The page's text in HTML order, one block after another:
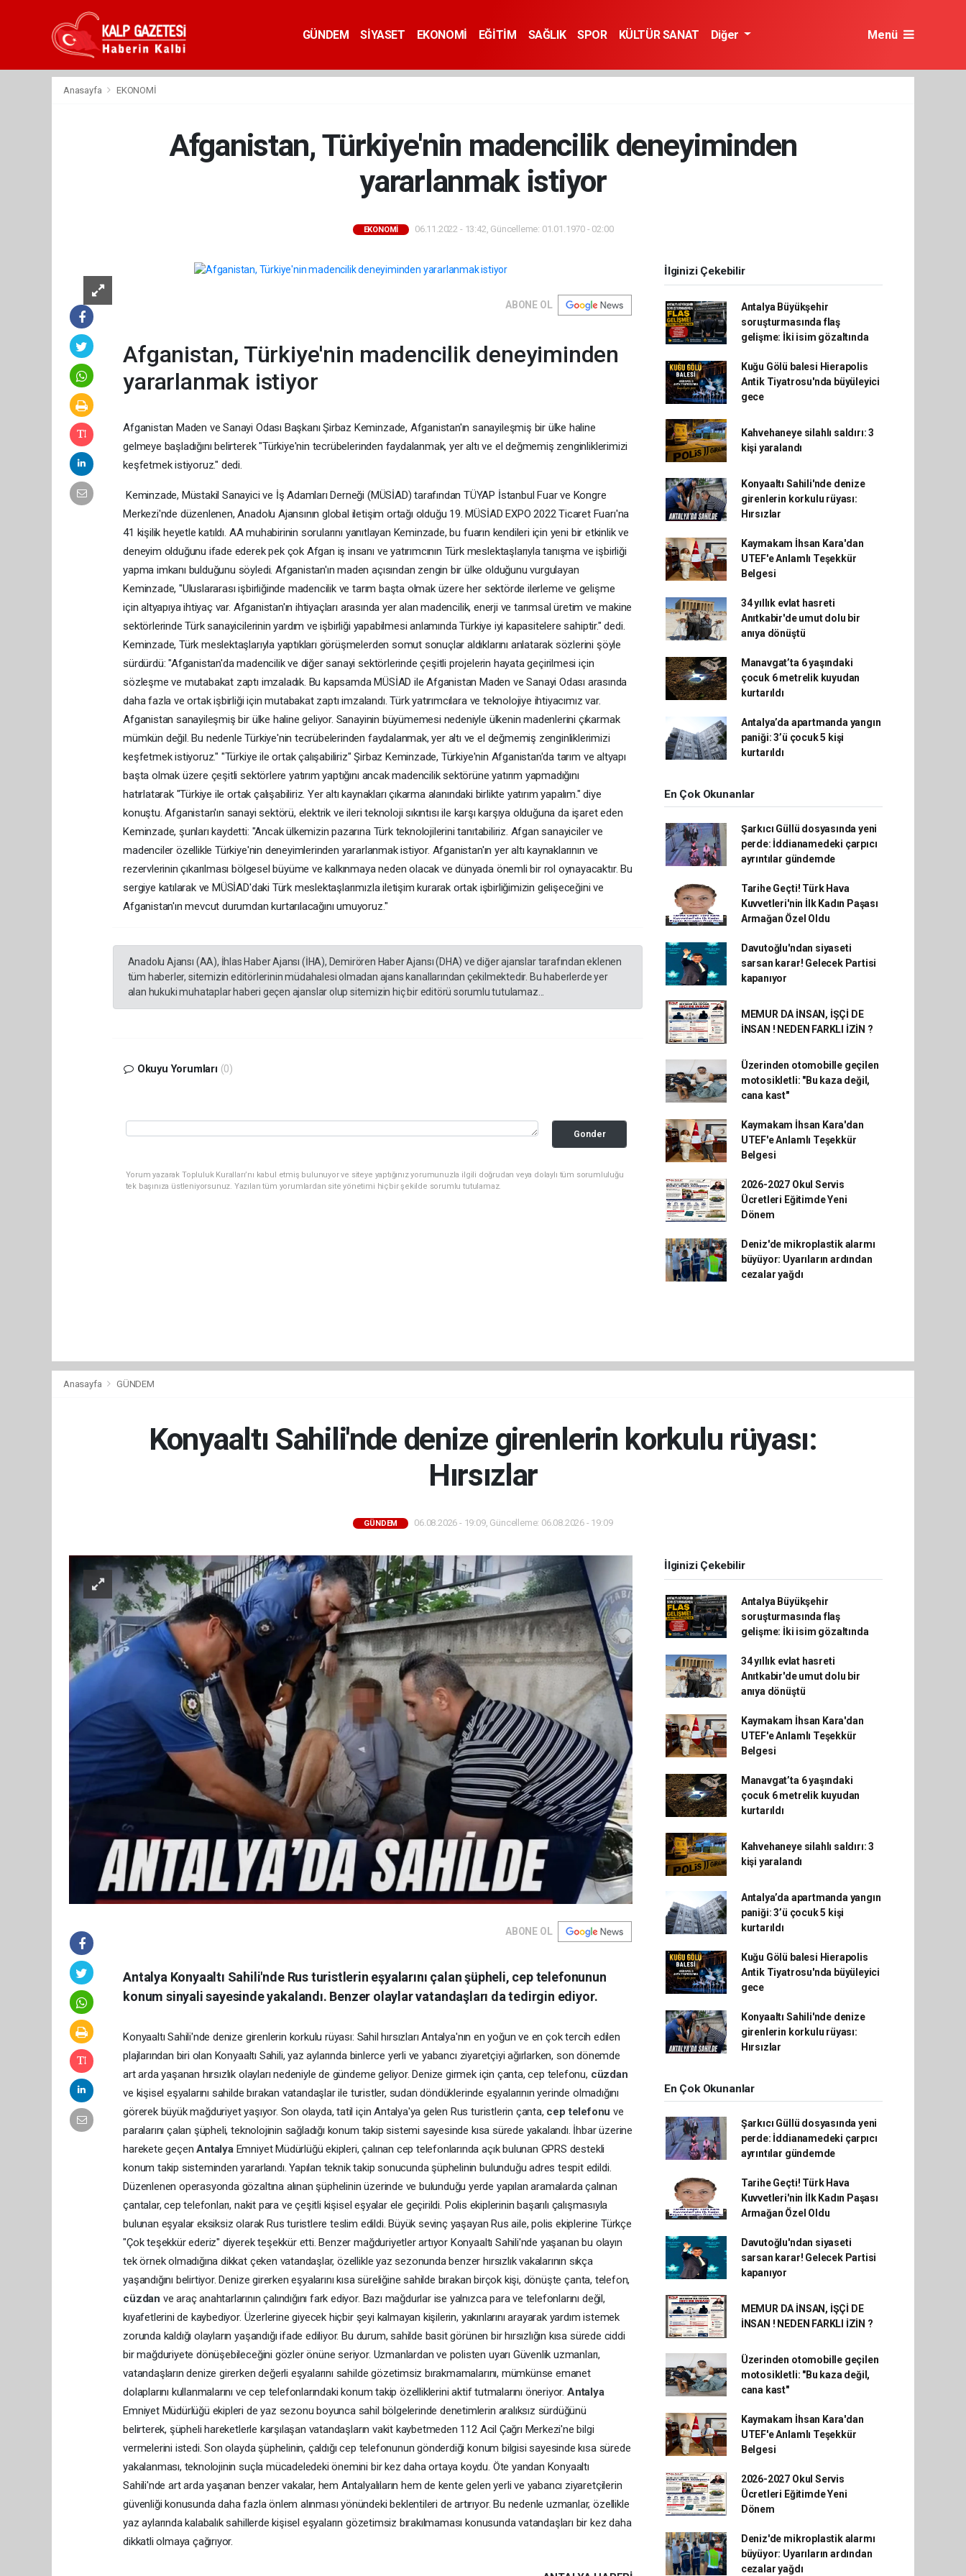
GÜNDEM SİYASET EKONOMİ EĞİTİM SAĞLIK SPOR KÜLTÜR SANAT Diğer Menü
Anasayfa EKONOMİ
Afganistan, Türkiye'nin madencilik deneyiminden
yararlanmak istiyor
EKONOMİ 06.11.2022 - 13:42, Güncelleme: 01.01.1970 - 02:00
ABONE OL
Afganistan, Türkiye'nin madencilik deneyiminden
yararlanmak istiyor
Afganistan Maden ve Sanayi Odası Başkanı Şirbaz Keminzade, Afganistan'ın sanayileşmiş bir ülke haline
gelmeye başladığını belirterek "Türkiye'nin tecrübelerinden faydalanmak, yer altı ve el değmemiş zenginliklerimizi
keşfetmek istiyoruz." dedi.
Keminzade, Müstakil Sanayici ve İş Adamları Derneği (MÜSİAD) tarafından TÜYAP İstanbul Fuar ve Kongre
Merkezi'nde düzenlenen, Anadolu Ajansının global iletişim ortağı olduğu 19. MÜSİAD EXPO 2022 Ticaret Fuarı'na
41 kişilik heyetle katıldı. AA muhabirinin sorularını yanıtlayan Keminzade, bu fuarın kendileri için yeni bir etkinlik ve
deneyim olduğunu ifade ederek pek çok Afgan iş insanı ve yatırımcının Türk meslektaşlarıyla tanışma ve işbirliği
yapma imkanı bulduğunu söyledi. Afganistan'ın maden açısından zengin bir ülke olduğunu vurgulayan
Keminzade, "Uluslararası işbirliğinde madencilik ve tarım başta olmak üzere her sektörde ilerleme ve gelişme
için altyapıya ihtiyaç var. Afganistan'ın ihtiyaçları arasında yer alan madencilik, enerji ve tarımsal üretim ve makine
sektörlerinde Türk sanayicilerinin yardım ve işbirliği yapabilmesi anlamında Türkiye iyi kapasitelere sahiptir." dedi.
Keminzade, Türk meslektaşlarıyla yaptıkları görüşmelerden somut sonuçlar aldıklarını anlatarak sözlerini şöyle
sürdürdü: "Afganistan'da madencilik ve diğer sanayi sektörlerinde çeşitli projelerin hayata geçirilmesi için
sözleşme ve mutabakat zaptı imzaladık. Bu kapsamda MÜSİAD ile Afganistan Maden ve Sanayi Odası arasında
daha fazla ve ortak işbirliği için mutabakat zaptı imzalandı. Türk yatırımcılara ve teknolojiye ihtiyacımız var.
Afganistan sanayileşmiş bir ülke haline geliyor. Sanayinin büyümemesi nedeniyle ülkenin madenlerini çıkarmak
mümkün değil. Bu nedenle Türkiye'nin tecrübelerinden faydalanmak, yer altı ve el değmemiş zenginliklerimizi
keşfetmek istiyoruz." "Türkiye ile ortak çalışabiliriz" Şirbaz Keminzade, Türkiye'nin Afganistan'da tarım ve altyapı
başta olmak üzere çeşitli sektörlere yatırım yaptığını ancak madencilik sektörüne yatırım yapmadığını
hatırlatarak "Türkiye ile ortak çalışabiliriz. Yer altı kaynakları çıkarma alanındaki birlikte yatırım yapalım." diye
konuştu. Afganistan'ın sanayi sektörü, elektrik ve ileri teknoloji sıkıntısı ile karşı karşıya olduğuna da işaret eden
Keminzade, şunları kaydetti: "Ancak ülkemizin pazarına Türk teknolojilerini tanıtabiliriz. Afgan sanayiciler ve
madenciler özellikle Türkiye'nin deneyimlerinden yararlanmak istiyor. Afganistan'ın yer altı kaynaklarının ve
rezervlerinin çıkarılması bölgesel büyüme ve kalkınmaya neden olacak ve dünyada önemli bir rol oynayacaktır. Bu
sergiye katılarak ve MÜSİAD'daki Türk meslektaşlarımızla iletişim kurarak ortak işbirliğimizin gelişeceğini ve
Afganistan'ın mevcut durumdan kurtarılacağını umuyoruz."
Anadolu Ajansı (AA), İhlas Haber Ajansı (İHA), Demirören Haber Ajansı (DHA) ve diğer ajanslar tarafından eklenen
tüm haberler, sitemizin editörlerinin müdahalesi olmadan ajans kanallarından çekilmektedir. Bu haberlerde yer
alan hukuki muhataplar haberi geçen ajanslar olup sitemizin hiç bir editörü sorumlu tutulamaz...
Okuyu Yorumları (0)
Gonder
Yorum yazarak Topluluk Kuralları’nı kabul etmiş bulunuyor ve siteye yaptığınız yorumunuzla ilgili doğrudan veya dolaylı tüm sorumluluğu
tek başınıza üstleniyorsunuz. Yazılan tüm yorumlardan site yönetimi hiçbir şekilde sorumlu tutulamaz.
İlginizi Çekebilir
Antalya Büyükşehir
soruşturmasında flaş
gelişme: İki isim gözaltında
Kuğu Gölü balesi Hierapolis
Antik Tiyatrosu'nda büyüleyici
gece
Kahvehaneye silahlı saldırı: 3
kişi yaralandı
Konyaaltı Sahili'nde denize
girenlerin korkulu rüyası:
Hırsızlar
Kaymakam İhsan Kara'dan
UTEF'e Anlamlı Teşekkür
Belgesi
34 yıllık evlat hasreti
Anıtkabir'de umut dolu bir
anıya dönüştü
Manavgat’ta 6 yaşındaki
çocuk 6 metrelik kuyudan
kurtarıldı
Antalya’da apartmanda yangın
paniği: 3’ü çocuk 5 kişi
kurtarıldı
En Çok Okunanlar
Şarkıcı Güllü dosyasında yeni
perde: İddianamedeki çarpıcı
ayrıntılar gündemde
Tarihe Geçti! Türk Hava
Kuvvetleri'nin İlk Kadın Paşası
Armağan Özel Oldu
Davutoğlu'ndan siyaseti
sarsan karar! Gelecek Partisi
kapanıyor
MEMUR DA İNSAN, İŞÇİ DE
İNSAN ! NEDEN FARKLI İZİN ?
Üzerinden otomobille geçilen
motosikletli: "Bu kaza değil,
cana kast"
Kaymakam İhsan Kara'dan
UTEF'e Anlamlı Teşekkür
Belgesi
2026-2027 Okul Servis
Ücretleri Eğitimde Yeni
Dönem
Deniz'de mikroplastik alarmı
büyüyor: Uyarıların ardından
cezalar yağdı
Anasayfa GÜNDEM
Konyaaltı Sahili'nde denize girenlerin korkulu rüyası:
Hırsızlar
GÜNDEM 06.08.2026 - 19:09, Güncelleme: 06.08.2026 - 19:09
ABONE OL
Antalya Konyaaltı Sahili'nde Rus turistlerin eşyalarını çalan şüpheli, cep telefonunun
konum sinyali sayesinde yakalandı. Benzer olaylar vatandaşları da tedirgin ediyor.
Konyaaltı Sahili'nde denize girenlerin korkulu rüyası: Sahil hırsızları Antalya'nın en yoğun ve en çok tercih edilen
plajlarından biri olan Konyaaltı Sahili, yaz aylarında binlerce yerli ve yabancı ziyaretçiyi ağırlarken, son dönemde
art arda yaşanan hırsızlık olayları nedeniyle de gündeme geliyor. Denize girmek için çanta, cep telefonu, cüzdan
ve kişisel eşyalarını sahilde bırakan vatandaşlar ile turistler, sudan döndüklerinde eşyalarının yerinde olmadığını
görerek büyük mağduriyet yaşıyor. Son olayda, tatil için Antalya'ya gelen Rus turistlerin çanta, cep telefonu ve
paralarını çalan şüpheli, teknolojinin sağladığı konum takip sistemi sayesinde kısa sürede yakalandı. İhbar üzerine
harekete geçenAntalya Emniyet Müdürlüğü ekipleri, çalınan cep telefonlarında açık bulunan GPRS destekli
konum takip sisteminden yararlandı. Yapılan teknik takip sonucunda şüphelinin bulunduğu adres tespit edildi.
Düzenlenen operasyonda gözaltına alınan şüphelinin üzerinde ve bulunduğu yerde yapılan aramalarda çalınan
çantalar, cep telefonları, nakit para ve çeşitli kişisel eşyalar ele geçirildi. Polis ekiplerinin başarılı çalışmasıyla
bulunan eşyalar eksiksiz olarak Rus turistlere teslim edildi. Büyük sevinç yaşayan Rus aile, polis ekiplerine Türkçe
"Çok teşekkür ederiz" diyerek teşekkür etti. Benzer mağduriyetler artıyor Konyaaltı Sahili'nde yaşanan bu olayın
tek örnek olmadığına dikkat çeken vatandaşlar, özellikle yaz sezonunda benzer hırsızlık vakalarının sıkça
yaşandığını belirtiyor. Denize girerken eşyalarını kısa süreliğine sahilde bırakan birçok kişi, dönüşte çanta, telefon,
cüzdan ve araç anahtarlarının çalındığını fark ediyor. Bazı mağdurlar ise yalnızca para ve telefonlarını değil,
kıyafetlerini de kaybediyor. Üzerlerine giyecek hiçbir şeyi kalmayan kişilerin, yakınlarını arayarak yardım istemek
zorunda kaldığı olayların yaşandığı ifade ediliyor. Bu durum, sahilde basit görünen bir hırsızlığın kısa sürede ciddi
bir mağduriyete dönüşebileceğini gözler önüne seriyor. Uzmanlardan ve polisten uyarı Güvenlik uzmanları,
vatandaşların denize girerken değerli eşyalarını sahilde gözetimsiz bırakmamalarını, mümkünse emanet
dolaplarını kullanmalarını ve cep telefonlarındaki konum takip özelliklerini aktif tutmalarını öneriyor. Antalya
Emniyet Müdürlüğü ekipleri de yaz sezonu boyunca sahil bölgelerinde denetimlerin aralıksız sürdüğünü
belirterek, şüpheli hareketlerle karşılaşan vatandaşların vakit kaybetmeden 112 Acil Çağrı Merkezi'ne bilgi
vermelerini istedi. Son olayda şüphelinin, çaldığı cep telefonunun gönderdiği konum bilgisi sayesinde kısa sürede
yakalanması, teknolojinin suçla mücadeledeki önemini bir kez daha ortaya koydu. Öte yandan Konyaaltı
Sahili'nde art arda yaşanan benzer vakalar, hem Antalyalıların hem de kente gelen yerli ve yabancı ziyaretçilerin
güvenliği konusunda daha fazla önlem alınması yönündeki beklentileri de artırıyor. Bu nedenle uzmanlar, özellikle
yaz aylarında kalabalık sahillerde kişisel eşyaların gözetimsiz bırakılmaması konusunda vatandaşları bir kez daha
dikkatli olmaya çağırıyor.
İlginizi Çekebilir
Antalya Büyükşehir
soruşturmasında flaş
gelişme: İki isim gözaltında
34 yıllık evlat hasreti
Anıtkabir'de umut dolu bir
anıya dönüştü
Kaymakam İhsan Kara'dan
UTEF'e Anlamlı Teşekkür
Belgesi
Manavgat’ta 6 yaşındaki
çocuk 6 metrelik kuyudan
kurtarıldı
Kahvehaneye silahlı saldırı: 3
kişi yaralandı
Antalya’da apartmanda yangın
paniği: 3’ü çocuk 5 kişi
kurtarıldı
Kuğu Gölü balesi Hierapolis
Antik Tiyatrosu'nda büyüleyici
gece
Konyaaltı Sahili'nde denize
girenlerin korkulu rüyası:
Hırsızlar
En Çok Okunanlar
Şarkıcı Güllü dosyasında yeni
perde: İddianamedeki çarpıcı
ayrıntılar gündemde
Tarihe Geçti! Türk Hava
Kuvvetleri'nin İlk Kadın Paşası
Armağan Özel Oldu
Davutoğlu'ndan siyaseti
sarsan karar! Gelecek Partisi
kapanıyor
MEMUR DA İNSAN, İŞÇİ DE
İNSAN ! NEDEN FARKLI İZİN ?
Üzerinden otomobille geçilen
motosikletli: "Bu kaza değil,
cana kast"
Kaymakam İhsan Kara'dan
UTEF'e Anlamlı Teşekkür
Belgesi
2026-2027 Okul Servis
Ücretleri Eğitimde Yeni
Dönem
Deniz'de mikroplastik alarmı
büyüyor: Uyarıların ardından
cezalar yağdı